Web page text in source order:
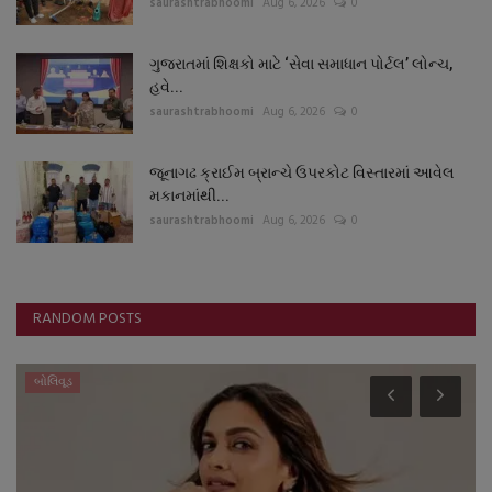
ગુજરાતમાં શિક્ષકો માટે ‘સેવા સમાધાન પોર્ટલ’ લોન્ચ,
હવે...
saurashtrabhoomi Aug 6, 2026 0
જૂનાગઢ ક્રાઈમ બ્રાન્ચે ઉપરકોટ વિસ્તારમાં આવેલ
મકાનમાંથી...
saurashtrabhoomi Aug 6, 2026 0
RANDOM POSTS
બોલિવૂડ